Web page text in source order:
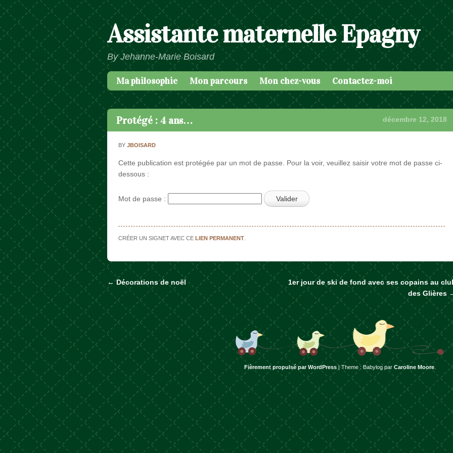
Assistante maternelle Epagny
By Jehanne-Marie Boisard
Menu
Passer au contenu
Ma philosophie Mon parcours Mon chez-vous Contactez-moi
Protégé : 4 ans… décembre 12, 2018
BYJBOISARD
Cette publication est protégée par un mot de passe. Pour la voir, veuillez saisir votre mot de passe ci-
dessous :
Mot de passe :
CRÉER UN SIGNET AVEC CELIEN PERMANENT
Naviguer dans les articles
←Décorations de noël
1er jour de ski de fond avec ses copains au
des Glières
Fièrement propulsé par WordPress |Theme : Babylog par Caroline Moore.